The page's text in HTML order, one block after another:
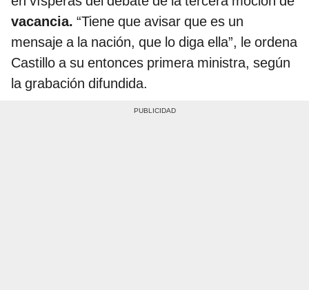
vacancia. “Tiene que avisar que es un
mensaje a la nación, que lo diga ella”, le ordena
Castillo a su entonces primera ministra, según
la grabación difundida.